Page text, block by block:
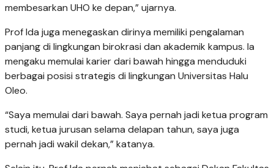
membesarkan UHO ke depan,” ujarnya.
Prof Ida juga menegaskan dirinya memiliki pengalaman
panjang di lingkungan birokrasi dan akademik kampus. Ia
mengaku memulai karier dari bawah hingga menduduki
berbagai posisi strategis di lingkungan Universitas Halu
Oleo.
“Saya memulai dari bawah. Saya pernah jadi ketua program
studi, ketua jurusan selama delapan tahun, saya juga
pernah jadi wakil dekan,” katanya.